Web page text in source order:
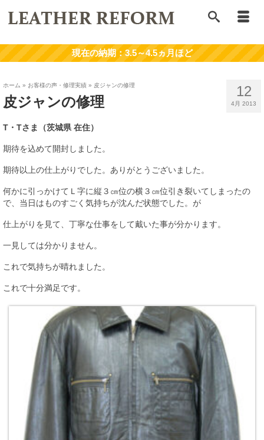
12
4月 2013
ホーム » お客様の声・修理実績 » 皮ジャンの修理
皮ジャンの修理
T・Tさま（茨城県 在住）
期待を込めて開封しました。
期待以上の仕上がりでした。ありがとうございました。
何かに引っかけてＬ字に縦３㎝位の横３㎝位引き裂いてしまったの
で、当日はものすごく気持ちが沈んだ状態でした。が
仕上がりを見て、丁寧な仕事をして戴いた事が分かります。
一見しては分かりません。
これで気持ちが晴れました。
これで十分満足です。